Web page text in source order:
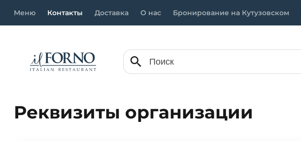
Меню Контакты Доставка О нас Бронирование на Кутузовском
Реквизиты организации